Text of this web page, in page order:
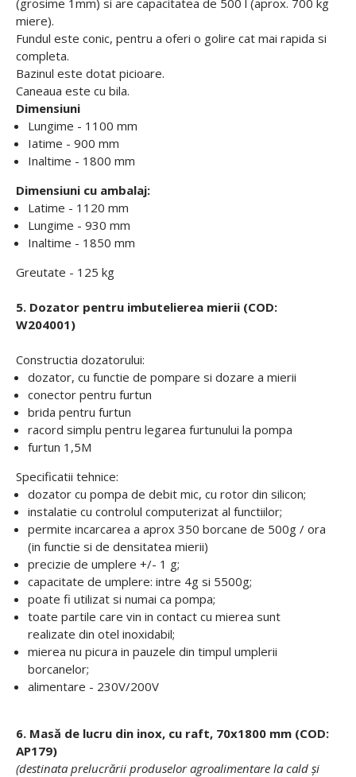
(grosime 1mm) si are capacitatea de 500 l (aprox. 700 kg
miere).
Fundul este conic, pentru a oferi o golire cat mai rapida si
completa.
Bazinul este dotat picioare.
Caneaua este cu bila.
Dimensiuni
Lungime - 1100 mm
Iatime - 900 mm
Inaltime - 1800 mm
Dimensiuni cu ambalaj:
Latime - 1120 mm
Lungime - 930 mm
Inaltime - 1850 mm
Greutate - 125 kg
5. Dozator pentru imbutelierea mierii (COD:
W204001)
Constructia dozatorului:
dozator, cu functie de pompare si dozare a mierii
conector pentru furtun
brida pentru furtun
racord simplu pentru legarea furtunului la pompa
furtun 1,5M
Specificatii tehnice:
dozator cu pompa de debit mic, cu rotor din silicon;
instalatie cu controlul computerizat al functiilor;
permite incarcarea a aprox 350 borcane de 500g / ora
(in functie si de densitatea mierii)
precizie de umplere +/- 1 g;
capacitate de umplere: intre 4g si 5500g;
poate fi utilizat si numai ca pompa;
toate partile care vin in contact cu mierea sunt
realizate din otel inoxidabil;
mierea nu picura in pauzele din timpul umplerii
borcanelor;
alimentare - 230V/200V
6. Masă de lucru din inox, cu raft, 70x1800 mm (COD:
AP179)
(destinata prelucrării produselor agroalimentare la cald şi